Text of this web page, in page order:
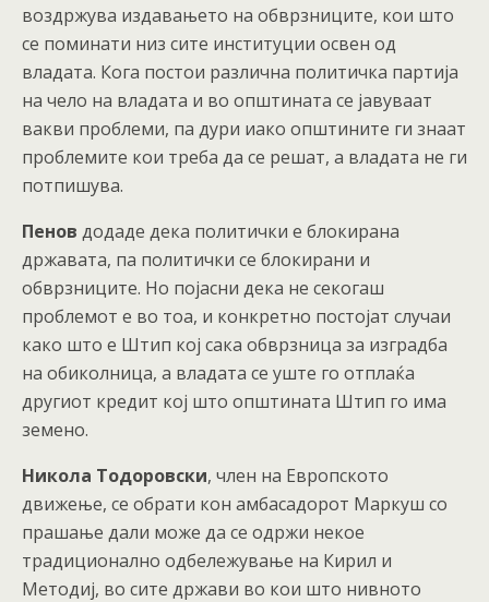
воздржува издавањето на обврзниците, кои што
се поминати низ сите институции освен од
владата. Кога постои различна политичка партија
на чело на владата и во општината се јавуваат
вакви проблеми, па дури иако општините ги знаат
проблемите кои треба да се решат, а владата не ги
потпишува.
Пенов додаде дека политички е блокирана
државата, па политички се блокирани и
обврзниците. Но појасни дека не секогаш
проблемот е во тоа, и конкретно постојат случаи
како што е Штип кој сака обврзница за изградба
на обиколница, а владата се уште го отплаќа
другиот кредит кој што општината Штип го има
земено.
Никола Тодоровски, член на Европското
движење, се обрати кон амбасадорот Маркуш со
прашање дали може да се одржи некое
традиционално одбележување на Кирил и
Методиј, во сите држави во кои што нивното